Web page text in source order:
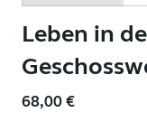
Leben in
68,00€